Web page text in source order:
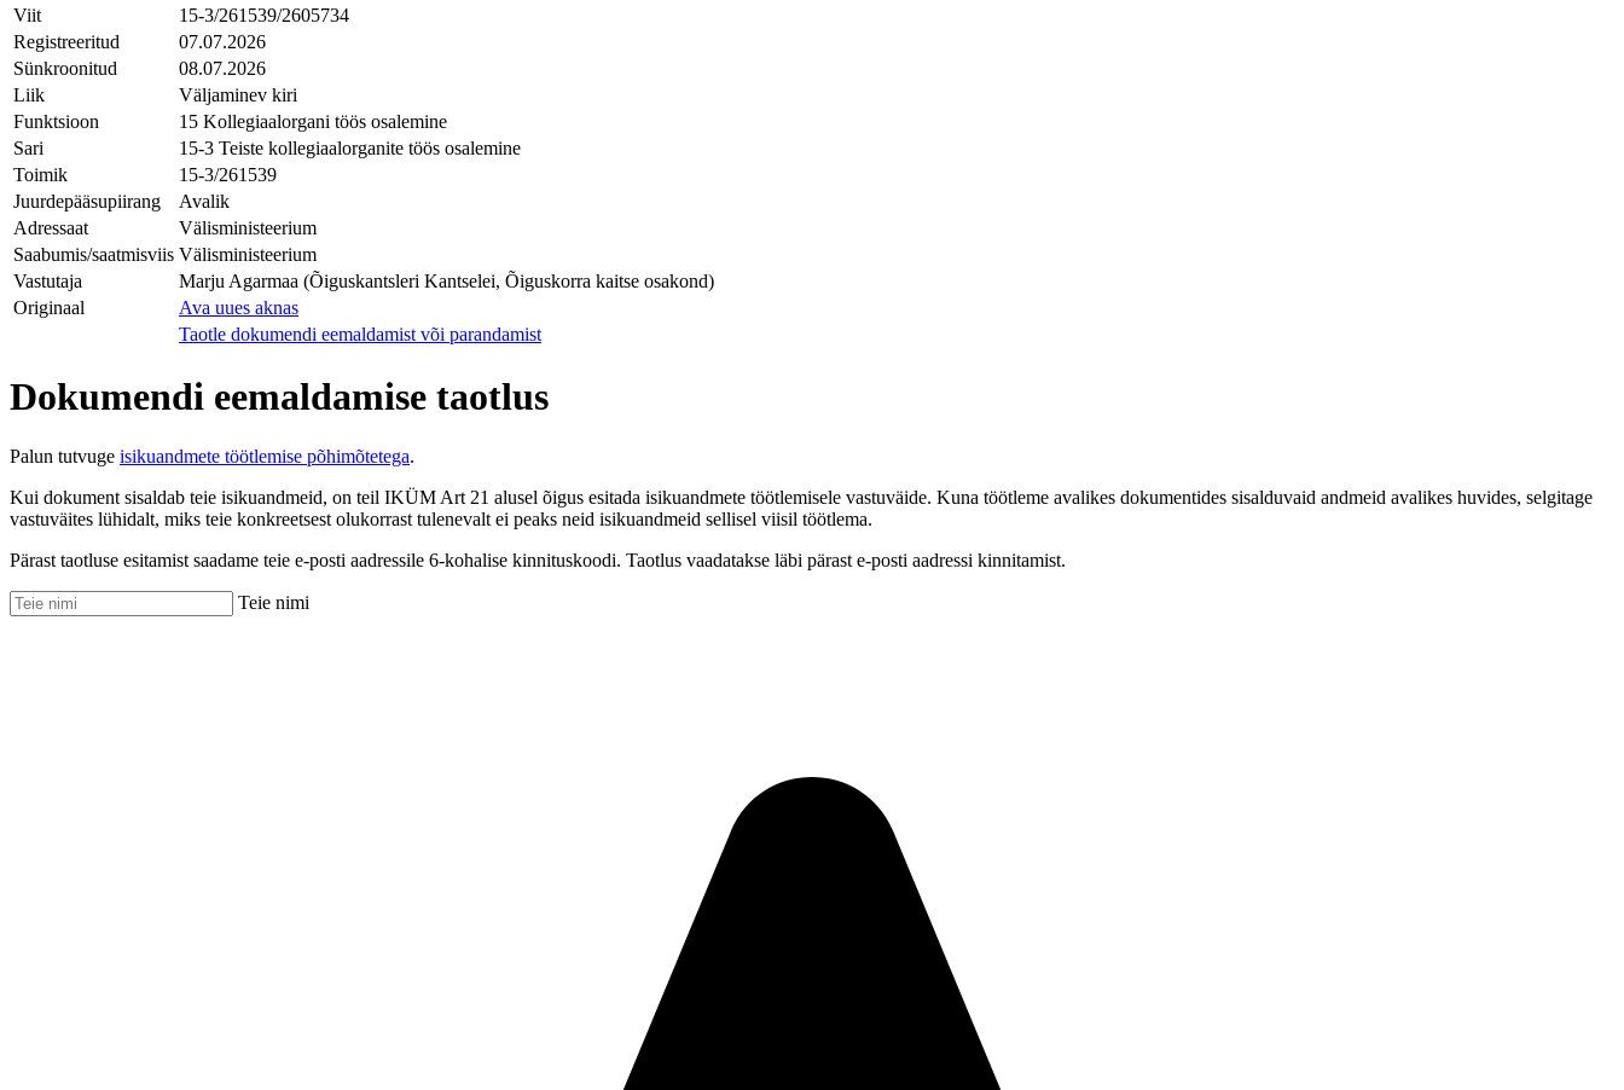
Viit
15-3/261539/2605734
Registreeritud
07.07.2026
Sünkroonitud
08.07.2026
Liik
Väljaminev kiri
Funktsioon
15 Kollegiaalorgani töös osalemine
Sari
15-3 Teiste kollegiaalorganite töös osalemine
Toimik
15-3/261539
Juurdepääsupiirang
Avalik
Adressaat
Välisministeerium
Saabumis/saatmisviis Välisministeerium
Vastutaja
Marju Agarmaa (Õiguskantsleri Kantselei, Õiguskorra kaitse osakond)
Originaal
Ava uues aknas
Taotle dokumendi eemaldamist või parandamist
Dokumendi eemaldamise taotlus
Palun tutvuge isikuandmete töötlemise põhimõtetega.
Kui dokument sisaldab teie isikuandmeid, on teil IKÜM Art 21 alusel õigus esitada isikuandmete töötlemisele vastuväide. Kuna töötleme avalikes dokumentides sisalduvaid andmeid avalikes huvides, selgitage
vastuväites lühidalt, miks teie konkreetsest olukorrast tulenevalt ei peaks neid isikuandmeid sellisel viisil töötlema.
Pärast taotluse esitamist saadame teie e-posti aadressile 6-kohalise kinnituskoodi. Taotlus vaadatakse läbi pärast e-posti aadressi kinnitamist.
Teie nimi